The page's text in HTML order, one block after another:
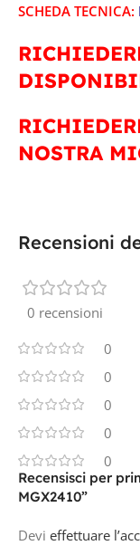
SCHEDA TECNICA:
NOSTRA
Recensioni
0 recensioni
0
0
0
0
0
Recensisci per
MGX2410”
Devi effettuare